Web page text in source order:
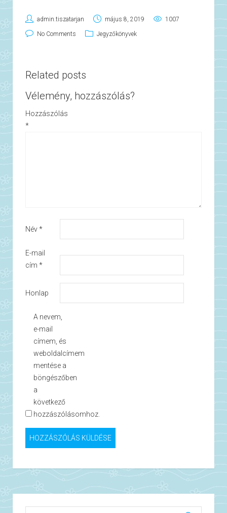
admin.tiszatarjan május 8, 2019 1007
No Comments Jegyzőkönyvek
Related posts
Vélemény, hozzászólás?
Hozzászólás
*
Név*
E-mail
cím *
Honlap
A nevem,
e-mail
címem, és
weboldalcímem
mentése a
böngészőben
a
következő
hozzászólásomhoz.